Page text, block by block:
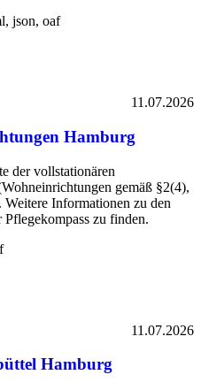
json, oaf
11.07.2026
Hamburg
der vollstationären
gemäß §2(4),
Informationen zu den
zu finden.
11.07.2026
Hamburg